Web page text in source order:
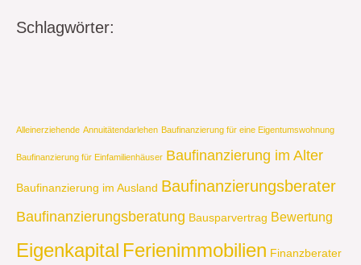
Schlagwörter:
Alleinerziehende Annuitätendarlehen Baufinanzierung für eine Eigentumswohnung
Baufinanzierung für Einfamilienhäuser Baufinanzierung im Alter
Baufinanzierung im Ausland Baufinanzierungsberater
Baufinanzierungsberatung Bausparvertrag Bewertung
Eigenkapital Ferienimmobilien Finanzberater